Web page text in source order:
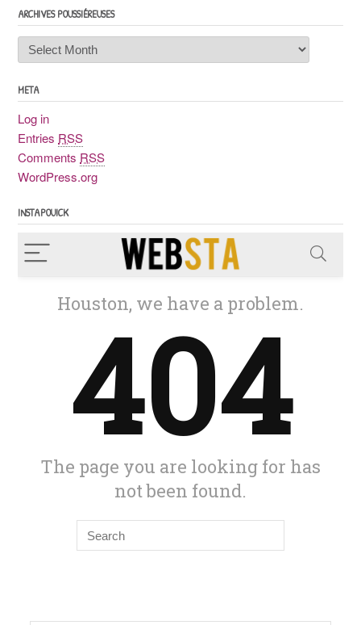
ARCHIVES POUSSIÉREUSES
Archives
poussiéreuses
META
Log in
Entries RSS
Comments RSS
WordPress.org
INSTAPOUICK